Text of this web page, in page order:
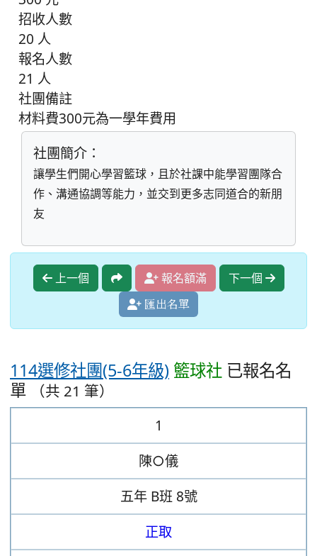
招收人數
20 人
報名人數
21 人
社團備註
材料費300元為一學年費用
社團簡介：
讓學生們開心學習籃球，且於社課中能學習團隊合
作、溝通協調等能力，並交到更多志同道合的新朋
友
上一個 報名額滿 下一個
匯出名單
114選修社團(5-6年級) 籃球社 已報名名
單
（共 21 筆）
1
陳○儀
五年 B班 8號
正取